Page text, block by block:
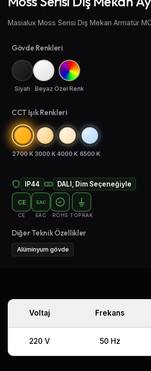
Endüstriyel Aydınlatma
Acil Aydınlatma ve
Masialux Moss Serisi Dış Mekan Armatür MO
Gövde Renkleri
Siyah Beyaz Özel Renk
CCT Işık Renkleri
2700 K 3000 K 4000 K 6500 K
IP44 DALI, Dim Seçeneğiyle
CE
CE
EAC
EAC ROHS TOPRAK
Diğer Teknik Özellikler
Alüminyum gövde
Voltaj Frekans
220 V 50 Hz